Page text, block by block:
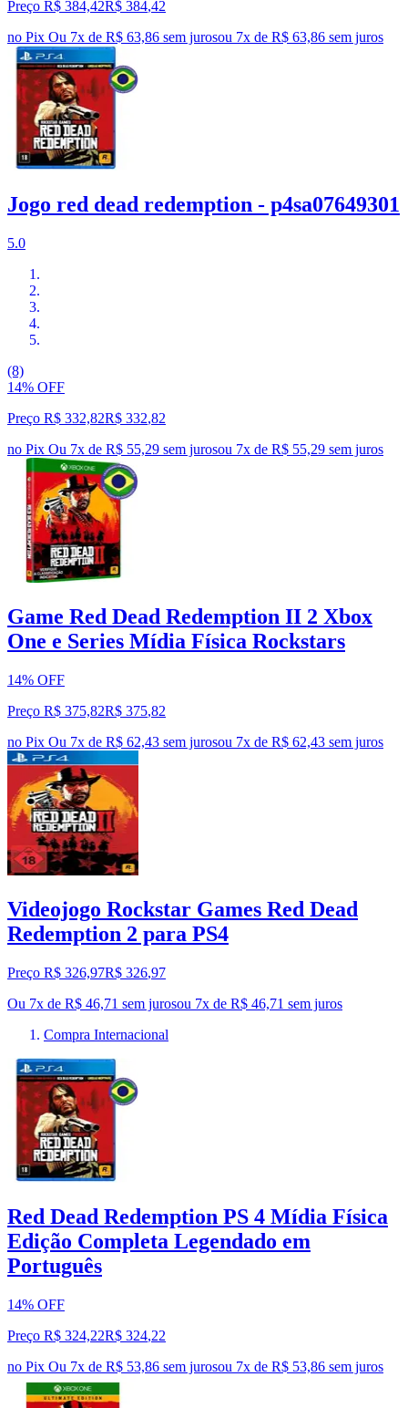
Preço R$ 384,42R$ 384,42
no Pix Ou 7x de R$ 63,86 sem jurosou 7x de R$ 63,86 sem juros
Jogo red dead redemption - p4sa07649301
5.0
(8)
14% OFF
Preço R$ 332,82R$ 332,82
no Pix Ou 7x de R$ 55,29 sem jurosou 7x de R$ 55,29 sem juros
Game Red Dead Redemption II 2 Xbox
One e Series Mídia Física Rockstars
14% OFF
Preço R$ 375,82R$ 375,82
no Pix Ou 7x de R$ 62,43 sem jurosou 7x de R$ 62,43 sem juros
Videojogo Rockstar Games Red Dead
Redemption 2 para PS4
Preço R$ 326,97R$ 326,97
Ou 7x de R$ 46,71 sem jurosou 7x de R$ 46,71 sem juros
Compra Internacional
Red Dead Redemption PS 4 Mídia Física
Edição Completa Legendado em
Português
14% OFF
Preço R$ 324,22R$ 324,22
no Pix Ou 7x de R$ 53,86 sem jurosou 7x de R$ 53,86 sem juros